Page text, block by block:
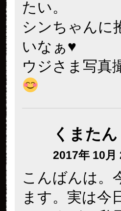
2017年 10月
pandauji様 お
雨の中、沢山
ました！今日
られるかな？
距離も近くて
しいのかも
すね♪
最後のお写真
るのですね！